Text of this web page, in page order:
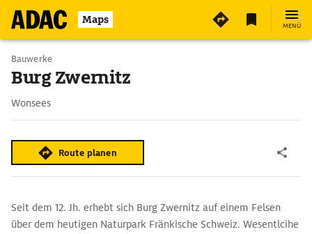
Maps MENÜ
Bauwerke
Burg Zwernitz
Wonsees
Route planen
Seit dem 12. Jh. erhebt sich Burg Zwernitz auf einem Felsen
über dem heutigen Naturpark Fränkische Schweiz. Wesentlcihe